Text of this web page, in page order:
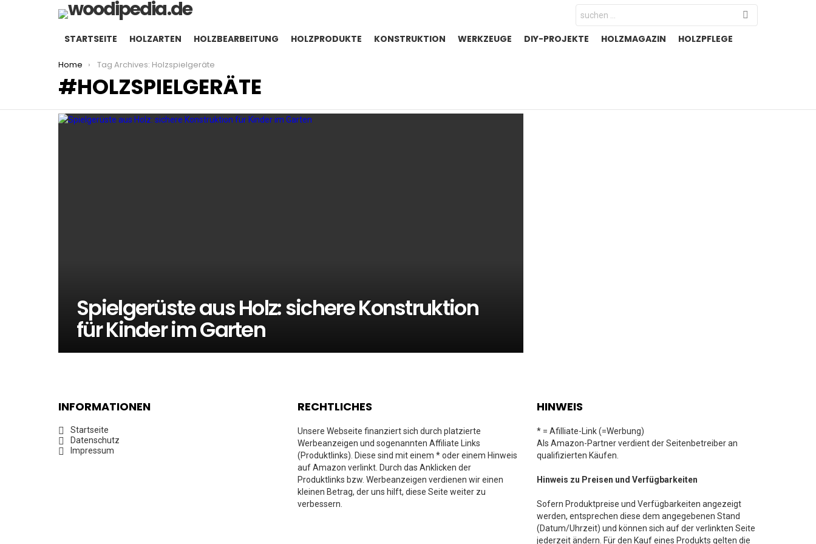
Search
for:
STARTSEITE HOLZARTEN HOLZBEARBEITUNG HOLZPRODUKTE KONSTRUKTION WERKZEUGE DIY-PROJEKTE HOLZMAGAZIN HOLZPFLEGE
You are here:
Home Tag Archives: Holzspielgeräte
HOLZSPIELGERÄTE
LATEST
STORIES
Spielgerüste aus Holz: sichere Konstruktion
für Kinder im Garten
INFORMATIONEN
Startseite
Datenschutz
Impressum
RECHTLICHES
Unsere Webseite finanziert sich durch platzierte
Werbeanzeigen und sogenannten Affiliate Links
(Produktlinks). Diese sind mit einem * oder einem Hinweis
auf Amazon verlinkt. Durch das Anklicken der
Produktlinks bzw. Werbeanzeigen verdienen wir einen
kleinen Betrag, der uns hilft, diese Seite weiter zu
verbessern.
HINWEIS
* = Afilliate-Link (=Werbung)
Als Amazon-Partner verdient der Seitenbetreiber an
qualifizierten Käufen.
Hinweis zu Preisen und Verfügbarkeiten
Sofern Produktpreise und Verfügbarkeiten angezeigt
werden, entsprechen diese dem angegebenen Stand
(Datum/Uhrzeit) und können sich auf der verlinkten Seite
jederzeit ändern. Für den Kauf eines Produkts gelten die